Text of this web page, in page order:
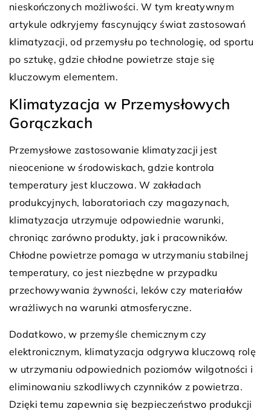
nieskończonych możliwości. W tym kreatywnym
artykule odkryjemy fascynujący świat zastosowań
klimatyzacji, od przemysłu po technologię, od sportu
po sztukę, gdzie chłodne powietrze staje się
kluczowym elementem.
Klimatyzacja w Przemysłowych
Gorączkach
Przemysłowe zastosowanie klimatyzacji jest
nieocenione w środowiskach, gdzie kontrola
temperatury jest kluczowa. W zakładach
produkcyjnych, laboratoriach czy magazynach,
klimatyzacja utrzymuje odpowiednie warunki,
chroniąc zarówno produkty, jak i pracowników.
Chłodne powietrze pomaga w utrzymaniu stabilnej
temperatury, co jest niezbędne w przypadku
przechowywania żywności, leków czy materiałów
wrażliwych na warunki atmosferyczne.
Dodatkowo, w przemyśle chemicznym czy
elektronicznym, klimatyzacja odgrywa kluczową rolę
w utrzymaniu odpowiednich poziomów wilgotności i
eliminowaniu szkodliwych czynników z powietrza.
Dzięki temu zapewnia się bezpieczeństwo produkcji